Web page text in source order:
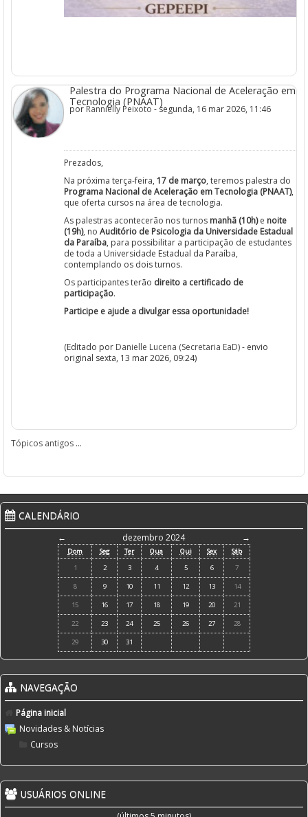
Palestra do Programa Nacional de Aceleração em
Tecnologia (PNAAT)
porRannielly Peixoto- segunda, 16 mar 2026, 11:46
Prezados,
Na próxima terça-feira, 17 de março, teremos palestra do
Programa Nacional de Aceleração em Tecnologia (PNAAT),
que oferta cursos na área de tecnologia.
As palestras acontecerão nos turnos manhã (10h)e noite
(19h), no Auditório de Psicologia da Universidade Estadual
da Paraíba, para possibilitar a participação de estudantes
de toda a Universidade Estadual da Paraíba,
contemplando os dois turnos.
Os participantes terão direito a certificado de
participação.
Participe e ajude a divulgar essa oportunidade!
(Editado por Danielle Lucena (Secretaria EaD)- envio
original sexta, 13 mar 2026, 09:24)
Tópicos antigos ...
CALENDÁRIO
← dezembro 2024 →
Dom Seg Ter Qua Qui Sex
Sáb
1
2 3 4 5 6 7
8 9 10 11 12 13 14
15 16 17 18 19 20 21
22 23 24 25 26 27 28
29 30 31
NAVEGAÇÃO
Página inicial
Novidades & Notícias
Cursos
USUÁRIOS ONLINE